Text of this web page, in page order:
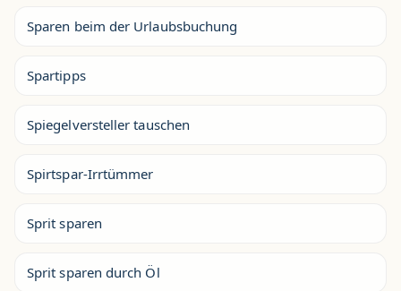
Sparen beim der Urlaubsbuchung
Spartipps
Spiegelversteller tauschen
Spirtspar-Irrtümmer
Sprit sparen
Sprit sparen durch Öl